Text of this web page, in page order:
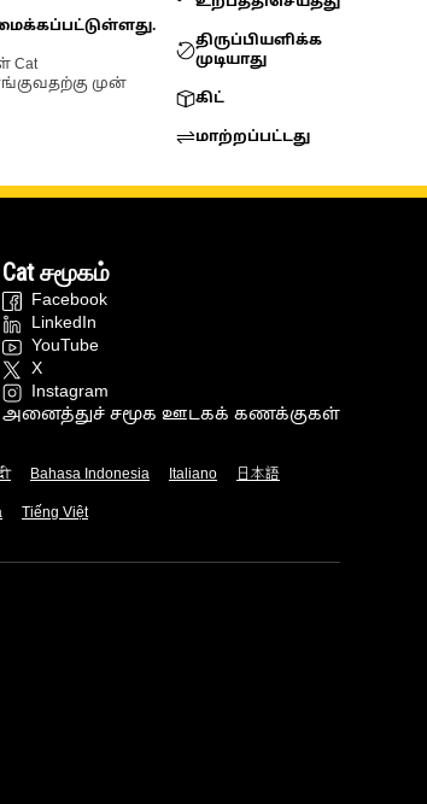
Cat
முன்
திருப்பியளிக்க
முடியாது
கிட்
மாற்றப்பட்டது
Cat சமூகம்
Facebook
LinkedIn
YouTube
X
Instagram
அனைத்துச் சமூக ஊடகக் கணக்குகள்
Bahasa Indonesia Italiano 日本語
Tiếng Việt